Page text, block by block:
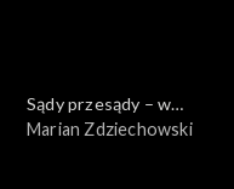
Sądy przesądy – w
powiększeniu
Marian Zdziechowski